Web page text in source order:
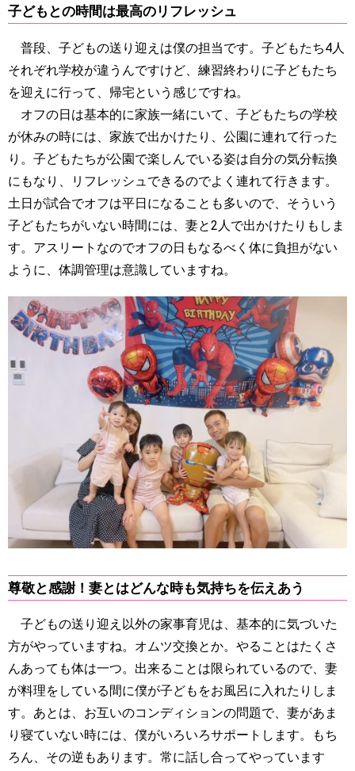
子どもとの時間は最高のリフレッシュ
普段、子どもの送り迎えは僕の担当です。子どもたち4人
それぞれ学校が違うんですけど、練習終わりに子どもたち
を迎えに行って、帰宅という感じですね。
オフの日は基本的に家族一緒にいて、子どもたちの学校
が休みの時には、家族で出かけたり、公園に連れて行った
り。子どもたちが公園で楽しんでいる姿は自分の気分転換
にもなり、リフレッシュできるのでよく連れて行きます。
土日が試合でオフは平日になることも多いので、そういう
子どもたちがいない時間には、妻と2人で出かけたりもしま
す。アスリートなのでオフの日もなるべく体に負担がない
ように、体調管理は意識していますね。
尊敬と感謝！妻とはどんな時も気持ちを伝えあう
子どもの送り迎え以外の家事育児は、基本的に気づいた
方がやっていますね。オムツ交換とか。やることはたくさ
んあっても体は一つ。出来ることは限られているので、妻
が料理をしている間に僕が子どもをお風呂に入れたりしま
す。あとは、お互いのコンディションの問題で、妻があま
り寝ていない時には、僕がいろいろサポートします。もち
ろん、その逆もあります。常に話し合ってやっています